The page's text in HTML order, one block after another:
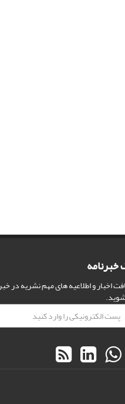
خبرنامه
اخبار و اطلاعیه های مهم نشریه در